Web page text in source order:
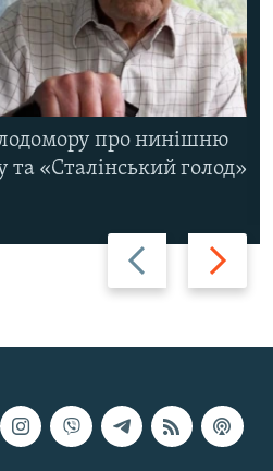
Назад Вперед
про нинішню
та «Сталінський голод»